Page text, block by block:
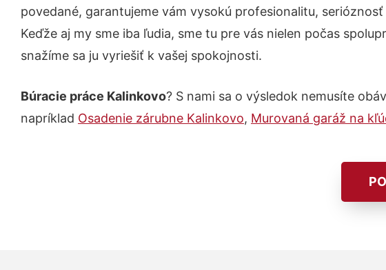
povedané, garantujeme vám vysokú profesionalitu,
Keďže aj my sme iba ľudia, sme tu pre vás nielen počas
snažíme sa ju vyriešiť k vašej spokojnosti.
Búracie práce Kalinkovo? S nami sa o výsledok nemusíte
napríklad Osadenie zárubne Kalinkovo, Murovaná garáž na